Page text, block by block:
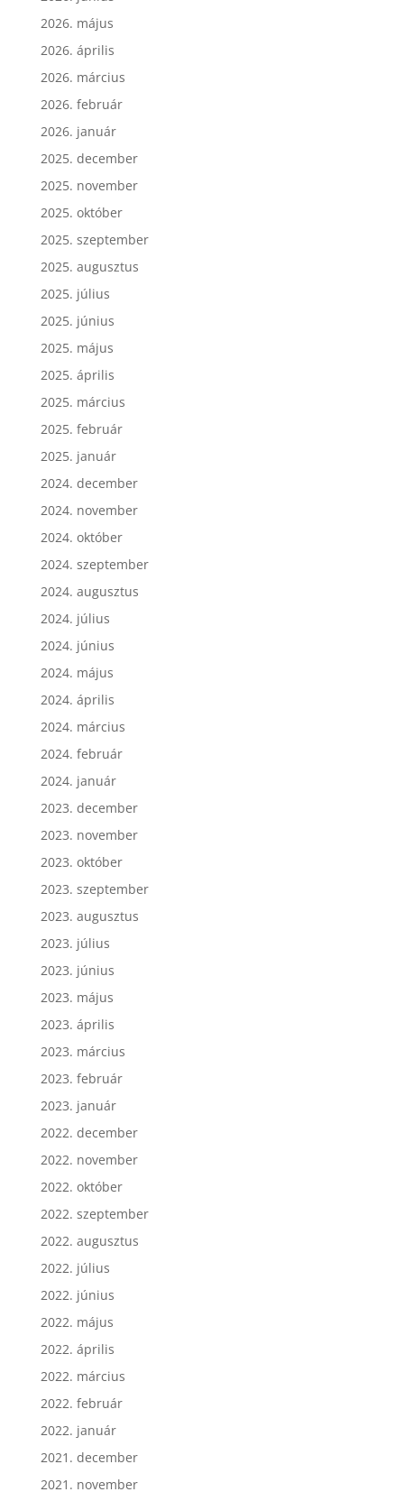
2026. május
2026. április
2026. március
2026. február
2026. január
2025. december
2025. november
2025. október
2025. szeptember
2025. augusztus
2025. július
2025. június
2025. május
2025. április
2025. március
2025. február
2025. január
2024. december
2024. november
2024. október
2024. szeptember
2024. augusztus
2024. július
2024. június
2024. május
2024. április
2024. március
2024. február
2024. január
2023. december
2023. november
2023. október
2023. szeptember
2023. augusztus
2023. július
2023. június
2023. május
2023. április
2023. március
2023. február
2023. január
2022. december
2022. november
2022. október
2022. szeptember
2022. augusztus
2022. július
2022. június
2022. május
2022. április
2022. március
2022. február
2022. január
2021. december
2021. november